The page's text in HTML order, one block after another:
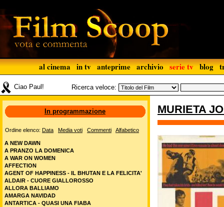
al cinema in tv anteprime archivio serie tv blog
Ciao Paul! Ricerca veloce:
MURIETA
In programmazione
Ordine elenco: Data Media voti Commenti Alfabetico
A NEW DAWN
A PRANZO LA DOMENICA
A WAR ON WOMEN
AFFECTION
AGENT OF HAPPINESS - IL BHUTAN E LA FELICITA'
ALDAIR - CUORE GIALLOROSSO
ALLORA BALLIAMO
AMARGA NAVIDAD
ANTARTICA - QUASI UNA FIABA